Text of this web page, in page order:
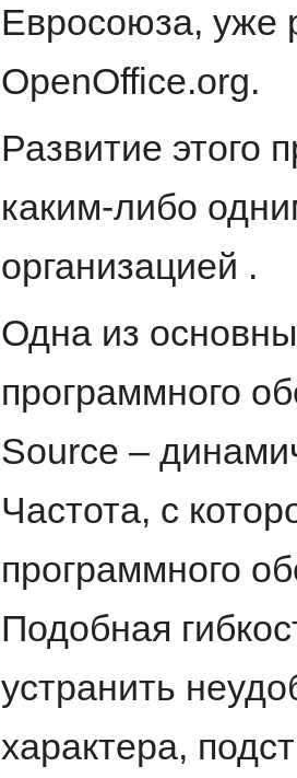
Евросоюза, уже
OpenOffice.org.
Развитие этого
каким-либо
организацией .
Одна из
программного
Source –
Частота, с
программного
Подобная
устранить
характера,